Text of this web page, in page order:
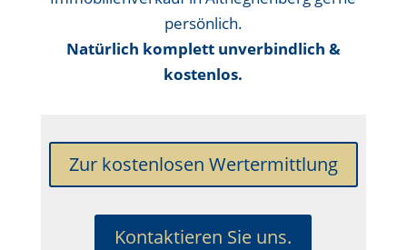
persönlich.
Natürlich komplett unverbindlich &
kostenlos.
Zur kostenlosen Wertermittlung
Kontaktieren Sie uns.